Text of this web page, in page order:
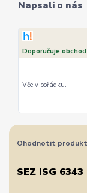
Napsali o nás
Doporučuje obchod
Vče v pořádku.
Ohodnotit produkt
SEZ ISG 6343